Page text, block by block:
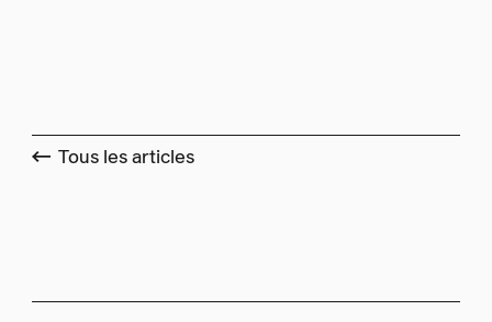
Tous les articles